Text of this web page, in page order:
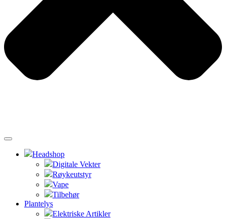
Headshop
Digitale Vekter
Røykeutstyr
Vape
Tilbehør
Plantelys
Elektriske Artikler